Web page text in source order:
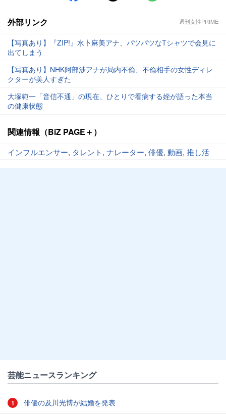
外部リンク 週刊女性PRIME
【写真あり】『ZIP!』水卜麻美アナ、パツパツなTシャツで会見に
出てしまう
【写真あり】NHK阿部渉アナが局内不倫、不倫相手の女性ディレ
クターが美人すぎた
大塚範一「音信不通」の現在、ひとりで看病する姪が語った本当
の健康状態
関連情報（BiZ PAGE＋）
インフルエンサー, タレント, ナレーター, 俳優, 動画, 推し活
芸能ニュースランキング
1 俳優の及川光博が結婚を発表